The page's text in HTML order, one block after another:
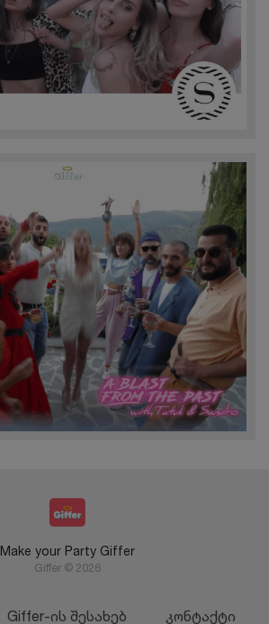
Make your Party Giffer
Giffer © 2026
Giffer-ის შესახებ კონტაქტი